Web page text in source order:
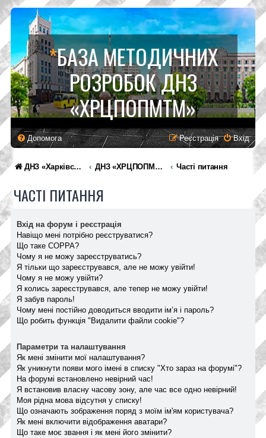
*БАЗА МЕТОДИЧНИХ
РОЗРОБОК ДНЗ
«ХРЦПОПМТМ»
Допомога Вхід
Реєстрація
ДНЗ «Харківський регіональний центр професійної освіти поліграфічних медіатехнологій та машинобудування» ДНЗ «ХРЦПОПМТМ» Часті питання
ЧАСТІ ПИТАННЯ
Вхід на форум і реєстрація
Навіщо мені потрібно реєструватися?
Що таке COPPA?
Чому я не можу зареєструватись?
Я тільки що зареєструвався, але не можу увійти!
Чому я не можу увійти?
Я колись зареєструвався, але тепер не можу увійти!
Я забув пароль!
Чому мені постійно доводиться вводити ім’я і пароль?
Що робить функція "Видалити файли cookie"?
Параметри та налаштування
Як мені змінити мої налаштування?
Як уникнути появи мого імені в списку "Хто зараз на форумі"?
На форумі встановлено невірний час!
Я встановив власну часову зону, але час все одно невірний!
Моя рідна мова відсутня у списку!
Що означають зображення поряд з моїм ім'ям користувача?
Як мені включити відображення аватари?
Що таке моє звання і як мені його змінити?